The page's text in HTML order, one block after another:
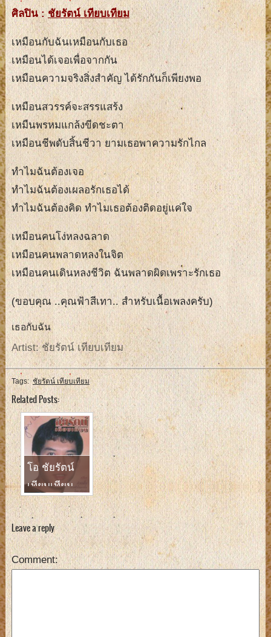
ศิลปิน :ชัยรัตน์ เทียบเทียม
เหมือนกับฉันเหมือนกับเธอ
เหมือนได้เจอเพื่อจากกัน
เหมือนความจริงสิ่งสำคัญ ได้รักกันก็เพียงพอ
เหมือนสวรรค์จะสรรแสร้ง
เหมืนพรหมแกล้งขีดชะตา
เหมือนชีพดับสิ้นชีวา ยามเธอพาความรักไกล
ทำไมฉันต้องเจอ
ทำไมฉันต้องเผลอรักเธอได้
ทำไมฉันต้องคิด ทำไมเธอต้องติดอยู่แค่ใจ
เหมือนคนโง่หลงฉลาด
เหมือนคนพลาดหลงในจิต
เหมือนคนเดินหลงชีวิต ฉันพลาดผิดเพราะรักเธอ
(ขอบคุณ ..คุณฟ้าสีเทา.. สำหรับเนื้อเพลงครับ)
เธอกับฉัน
Artist: ชัยรัตน์ เทียบเทียม
Tags: ชัยรัตน์ เทียบเทียม
Related Posts:
โอ ชัยรัตน์
เทียบเทียม
Leave a reply
Comment